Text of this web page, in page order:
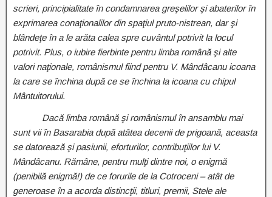
scrieri, principialitate în condamnarea greşelilor şi abaterilor în
exprimarea conaţionalilor din spaţiul pruto-nistrean, dar şi
blândeţe în a le arăta calea spre cuvântul potrivit la locul
potrivit. Plus, o iubire fierbinte pentru limba română şi alte
valori naţionale, românismul fiind pentru V. Mândâcanu icoana
la care se închina după ce se închina la icoana cu chipul
Mântuitorului.
Dacă limba română şi românismul în ansamblu mai
sunt vii în Basarabia după atâtea decenii de prigoană, aceasta
se datorează şi pasiunii, eforturilor, contribuţiilor lui V.
Mândâcanu. Rămâne, pentru mulţi dintre noi, o enigmă
(penibilă enigmă!) de ce forurile de la Cotroceni – atât de
generoase în a acorda distincţii, titluri, premii, Stele ale